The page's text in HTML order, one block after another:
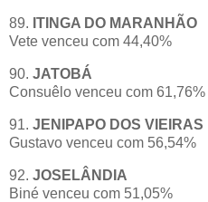
89. ITINGA DO MARANHÃO
Vete venceu com 44,40%
90. JATOBÁ
Consuêlo venceu com 61,76%
91. JENIPAPO DOS VIEIRAS
Gustavo venceu com 56,54%
92. JOSELÂNDIA
Biné venceu com 51,05%